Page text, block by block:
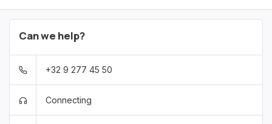
Can we help?
+32 9 277 45 50
Connecting